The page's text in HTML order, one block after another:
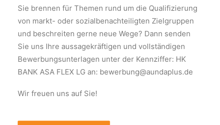
Sie brennen für Themen rund um die Qualifizierung
von markt- oder sozialbenachteiligten Zielgruppen
und beschreiten gerne neue Wege? Dann senden
Sie uns Ihre aussagekräftigen und vollständigen
Bewerbungsunterlagen unter der Kennziffer: HK
BANK ASA FLEX LG an: bewerbung@aundaplus.de
Wir freuen uns auf Sie!